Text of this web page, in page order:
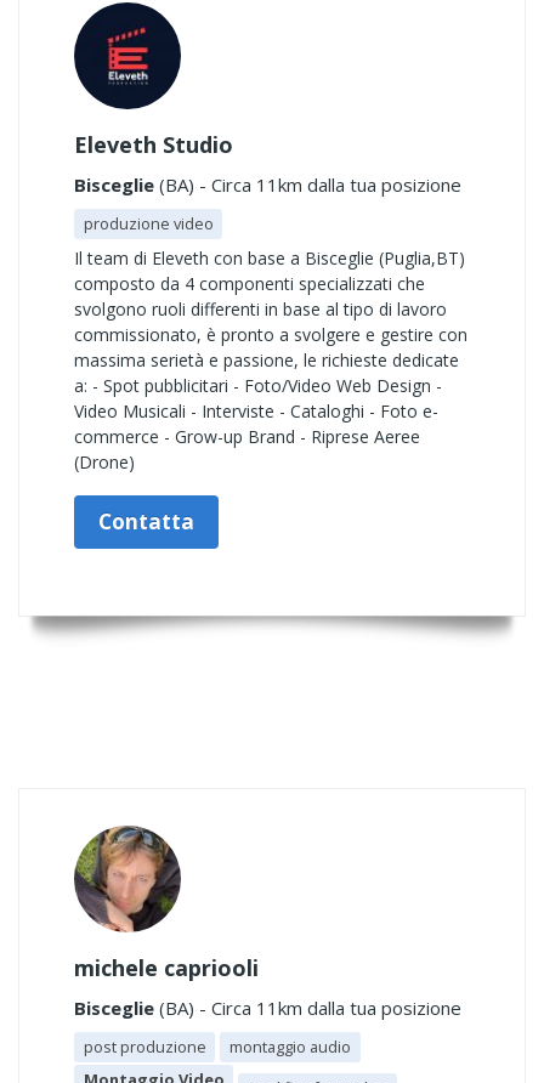
Eleveth Studio
Bisceglie (BA) - Circa 11km dalla tua posizione
produzione video
Il team di Eleveth con base a Bisceglie (Puglia,BT)
composto da 4 componenti specializzati che
svolgono ruoli differenti in base al tipo di lavoro
commissionato, è pronto a svolgere e gestire con
massima serietà e passione, le richieste dedicate
a: - Spot pubblicitari - Foto/Video Web Design -
Video Musicali - Interviste - Cataloghi - Foto e-
commerce - Grow-up Brand - Riprese Aeree
(Drone)
Contatta
michele capriooli
Bisceglie (BA) - Circa 11km dalla tua posizione
post produzione
montaggio audio